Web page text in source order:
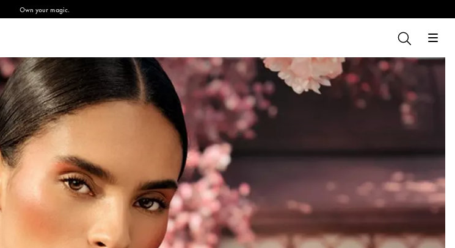
Own your magic.